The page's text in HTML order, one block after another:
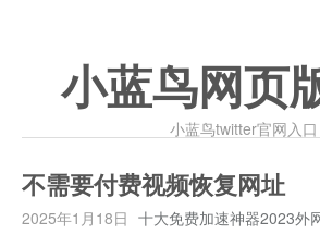
小蓝鸟网页
小蓝鸟twitter官网入口
不需要付费视频恢复网址
2025年1月18日 十大免费加速神器2023外